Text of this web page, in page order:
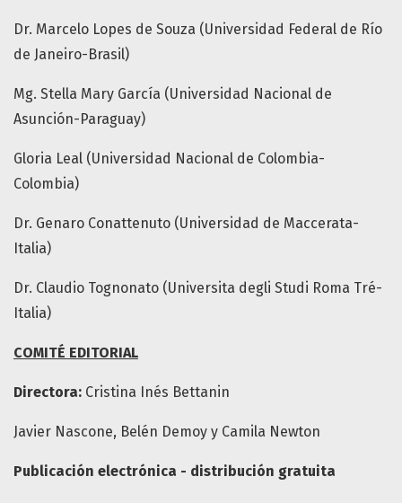
Dr. Marcelo Lopes de Souza (Universidad Federal de Río
de Janeiro-Brasil)
Mg. Stella Mary García (Universidad Nacional de
Asunción-Paraguay)
Gloria Leal (Universidad Nacional de Colombia-
Colombia)
Dr. Genaro Conattenuto (Universidad de Maccerata-
Italia)
Dr. Claudio Tognonato (Universita degli Studi Roma Tré-
Italia)
COMITÉ EDITORIAL
Directora: Cristina Inés Bettanin
Javier Nascone, Belén Demoy y Camila Newton
Publicación electrónica - distribución gratuita